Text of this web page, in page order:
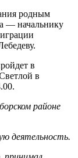
родным
— начальнику
в
в
районе
деятельность.